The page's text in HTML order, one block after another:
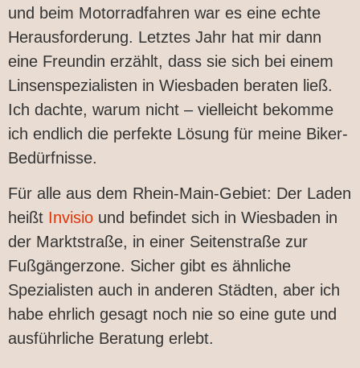
und beim Motorradfahren war es eine echte
Herausforderung. Letztes Jahr hat mir dann
eine Freundin erzählt, dass sie sich bei einem
Linsenspezialisten in Wiesbaden beraten ließ.
Ich dachte, warum nicht – vielleicht bekomme
ich endlich die perfekte Lösung für meine Biker-
Bedürfnisse.
Für alle aus dem Rhein-Main-Gebiet: Der Laden
heißt Invisio und befindet sich in Wiesbaden in
der Marktstraße, in einer Seitenstraße zur
Fußgängerzone. Sicher gibt es ähnliche
Spezialisten auch in anderen Städten, aber ich
habe ehrlich gesagt noch nie so eine gute und
ausführliche Beratung erlebt.